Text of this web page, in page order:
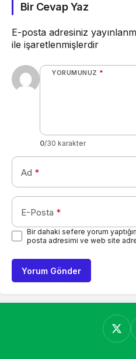
Bir Cevap Yaz
E-posta adresiniz
ile işaretlenmişlerdir
YORUMUNUZ *
0/30 karakter
Ad *
E-Posta *
Bir dahaki sefere yorum
posta adresimi ve web site
Yorum Gönder